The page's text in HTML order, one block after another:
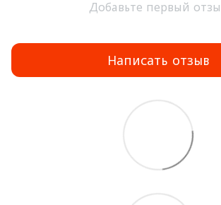
Добавьте первый
Написать отзыв